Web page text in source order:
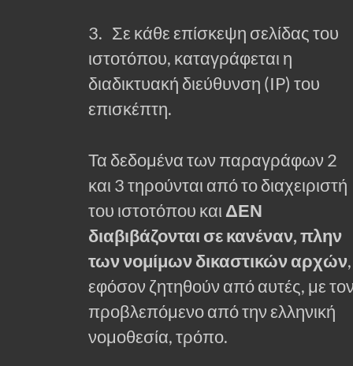
3. Σε κάθε επίσκεψη σελίδας του
ιστοτόπου, καταγράφεται η
διαδικτυακή διεύθυνση (IP) του
επισκέπτη.
Τα δεδομένα των παραγράφων 2
και 3 τηρούνται από το διαχειριστή
του ιστοτόπου και ΔΕΝ
διαβιβάζονται σε κανέναν, πλην
των νομίμων δικαστικών αρχών,
εφόσον ζητηθούν από αυτές, με
προβλεπόμενο από την ελληνική
νομοθεσία, τρόπο.